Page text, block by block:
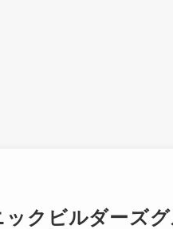
ックビルダーズ